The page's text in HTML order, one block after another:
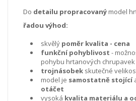
Do detailu propracovaný model
řadou výhod:
skvělý poměr kvalita - cena
funkční pohyblivost -
pohybu hrtanových chrupavek
trojnásobek skutečné
model je samostatně stojící
otáčet
vysoká kvalita materiálu a